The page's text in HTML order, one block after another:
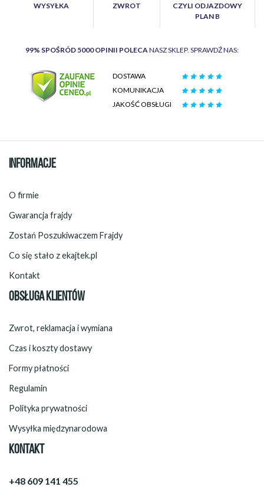
WYSYŁKA
ZWROT
CZYLI ODJAZDOWY
PLAN B
99% SPOŚRÓD 5000 OPINII POLECA NASZ SKLEP. SPRAWDŹ NAS:
DOSTAWA
KOMUNIKACJA
JAKOŚĆ OBSŁUGI
INFORMACJE
O firmie
Gwarancja frajdy
Zostań Poszukiwaczem Frajdy
Co się stało z ekajtek.pl
Kontakt
OBSŁUGA KLIENTÓW
Zwrot, reklamacja i wymiana
Czas i koszty dostawy
Formy płatności
Regulamin
Polityka prywatności
Wysyłka międzynarodowa
KONTAKT
+48 609 141 455